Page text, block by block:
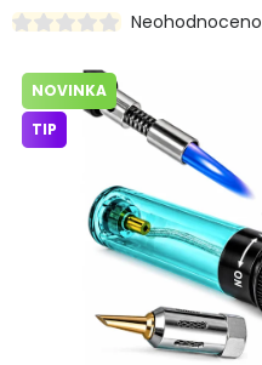
Stavba a dům
Dílna
Domácnost
Dětská hřiště
Autodoplňky
Neohodnoceno
NOVINKA
TIP